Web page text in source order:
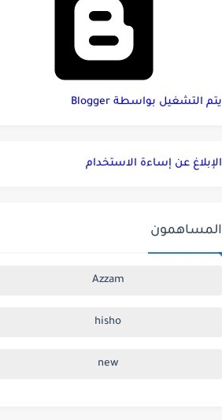
‏يتم التشغيل بواسطة Blogger
الإبلاغ عن إساءة الاستخدام
المساهمون
Azzam
hisho
new